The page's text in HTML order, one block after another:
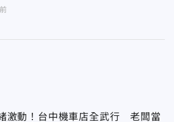
激動！台中機車店全武行 老闆當